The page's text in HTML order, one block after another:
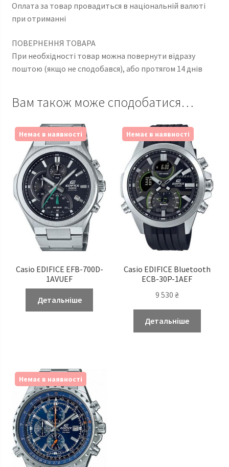
Оплата за товар провадиться в національній валюті
при отриманні
ПОВЕРНЕННЯ ТОВАРА
При необхідності товар можна повернути відразу
поштою (якщо не сподобався), або протягом 14 днів
Вам також може сподобатися…
Немає в наявності
Casio EDIFICE EFB-700D-
1AVUEF
Детальніше
Немає в наявності
Casio EDIFICE Bluetooth
ECB-30P-1AEF
9 530 ₴
Детальніше
Немає в наявності